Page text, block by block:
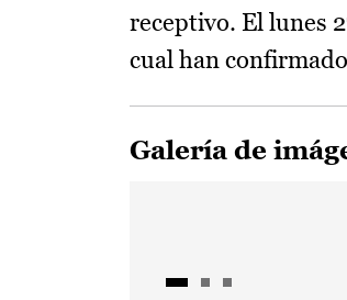
receptivo. El lunes
cual han
Galería de